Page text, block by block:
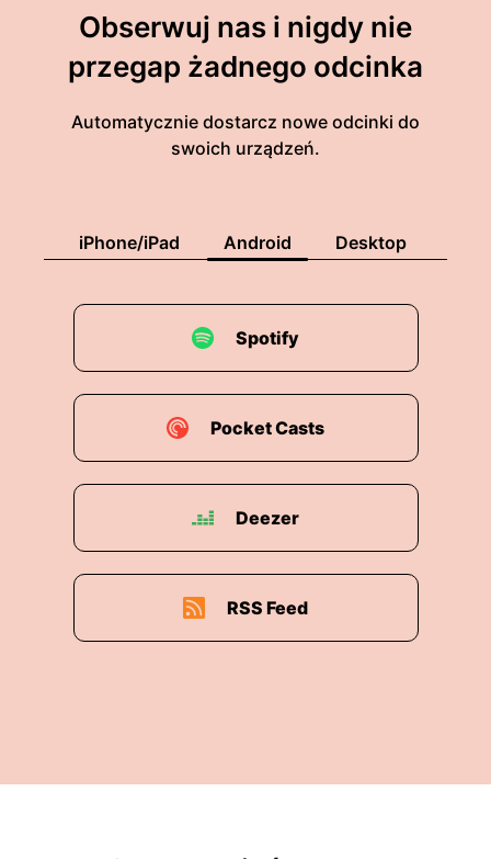
Obserwuj nas i nigdy nie
przegap żadnego odcinka
Automatycznie dostarcz nowe odcinki do
swoich urządzeń.
iPhone/iPad Android Desktop
Spotify
Pocket Casts
Deezer
RSS Feed